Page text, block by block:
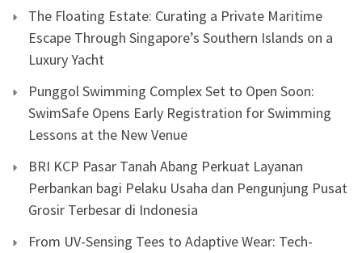
The Floating Estate: Curating a Private Maritime
Escape Through Singapore’s Southern Islands on a
Luxury Yacht
Punggol Swimming Complex Set to Open Soon:
SwimSafe Opens Early Registration for Swimming
Lessons at the New Venue
BRI KCP Pasar Tanah Abang Perkuat Layanan
Perbankan bagi Pelaku Usaha dan Pengunjung Pusat
Grosir Terbesar di Indonesia
From UV-Sensing Tees to Adaptive Wear: Tech-